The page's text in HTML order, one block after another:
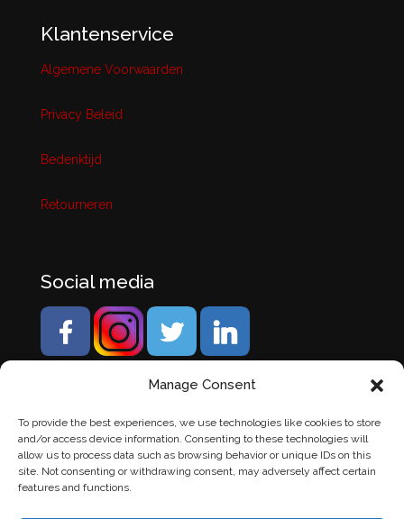
Manage Consent
To provide the best experiences, we use technologies like cookies to store
and/or access device information. Consenting to these technologies will
allow us to process data such as browsing behavior or unique IDs on this
site. Not consenting or withdrawing consent, may adversely affect certain
features and functions.
Klantenservice
Algemene Voorwaarden
Privacy Beleid
Bedenktijd
Retourneren
Social media